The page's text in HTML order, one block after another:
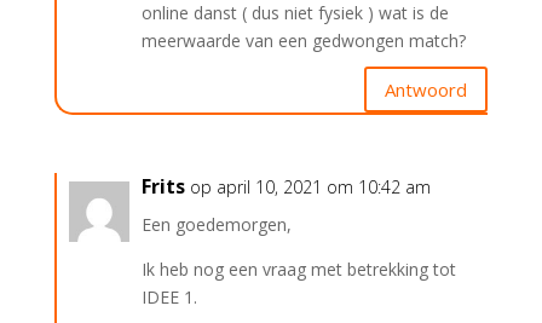
online danst ( dus niet fysiek ) wat is de
meerwaarde van een gedwongen match?
Antwoord
Frits op april 10, 2021 om 10:42 am
Een goedemorgen,
Ik heb nog een vraag met betrekking tot
IDEE 1.